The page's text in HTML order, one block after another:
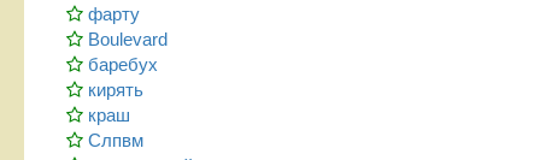
фарту
Boulevard
баребух
кирять
краш
Слпвм